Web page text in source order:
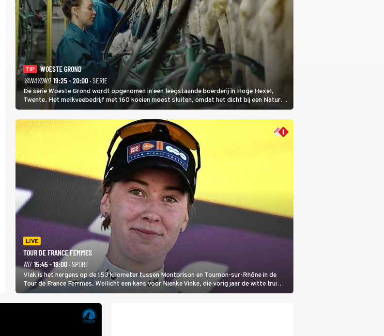
TIP
WOESTE GROND
VANAVOND 19:25 - 20:00· SERIE
De serie Woeste Grond wordt opgenomen in een leegstaande boerderij in Hoge Hexel,
Twente. Het melkveebedrijf met 160 koeien moest sluiten, omdat het dicht bij een Natura
2000-gebied ligt. In de serie heerst er een gevaarlijke veeziekte.
LIVE
TOUR DE FRANCE FEMMES
NU 15:45 - 18:00 · SPORT
Vlak is het nergens op de 153 kilometer tussen Montbrison en Tournon-sur-Rhône in de
Tour de France Femmes. Wellicht een kans voor Nienke Vinke, die vorig jaar de witte trui
won.